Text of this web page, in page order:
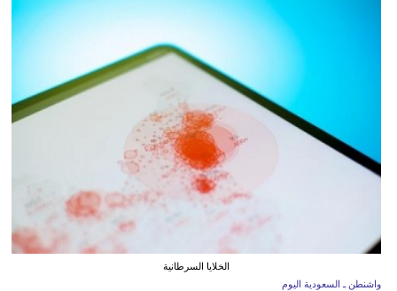
الخلايا السرطانية
واشنطن ـ السعودية اليوم